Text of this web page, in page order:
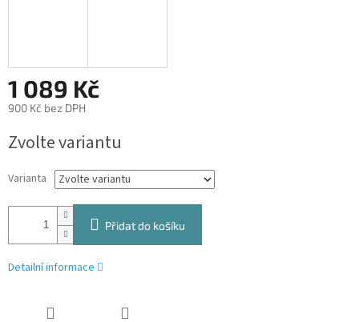
1 089 Kč
900 Kč bez DPH
cena:
Zvolte variantu
Varianta
Přidat do košíku
Detailní informace